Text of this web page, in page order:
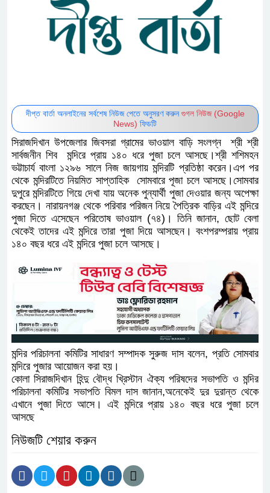
দীপ্ত বার্তা অনলাইনের সর্বশেষ নিউজ পেতে অনুসরণ করুনগুগল নিউজ (Google
News) ফিডটি
সিরাজদিখান উপজেলার জিবসরা গ্রামের ভাওয়াল বাড়ি সংলগ্ন শ্রী শ্রী
সার্বজনীন শিব মন্দিরে প্রায় ১৪০ ধরে পুজা চলে আসছে।শ্রী শশিমহন
ভট্টাচার্য বাংলা ১২৯৬ সালে নিজ জায়গায় মন্দিরটি প্রতিষ্ঠা করেন।এপ পর
থেকে মন্দিরটিতে নিয়মিত সাপ্তাহিক সোমবারে পূজা চলে আসছে।সোমবার
দুপুরে মন্দিরটিতে গিয়ে দেখা যায় অনেক পুন্যার্থী পুজা দেওয়ার জন্য অপেক্ষা
করছেন। নারায়নগঞ্জ থেকে পরিবার পরিজন নিয়ে পৈত্রিক বাড়ির এই মন্দিরে
পুজা দিতে এসেছেন পরিতোষ ভাওয়াল (৭৪)। তিনি জানান, ছোট বেলা
থেকেই তাদের এই মন্দিরে তারা পুজা দিয়ে আসছেন। বংশপরম্পরায় প্রায়
১৪০ বছর ধরে এই মন্দিরে পুজা চলে আসছে।
মন্দির পরিচালনা কমিটির সাধারণ সম্পাদক সুরুজ দাস বলেন, প্রতি সোমবার
মন্দিরে পুজার আয়োজন করা হয়।
কোলা সিরাজদিখান হিন্দু বৌদ্ধ খ্রিস্টান ঐক্য পরিষদের সভাপতি ও মন্দির
পরিচালনা কমিটির সভাপতি বিমল দাস জানান,অনেকেই দুর দুরান্ত থেকে
এখানে পুজা দিতে আসে। এই মন্দিরে প্রায় ১৪০ বছর ধরে পুজা চলে
আসছে
নিউজটি শেয়ার করুন